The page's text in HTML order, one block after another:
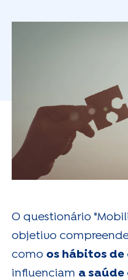
O questionário
objetivo
como os hábitos de
influenciam a